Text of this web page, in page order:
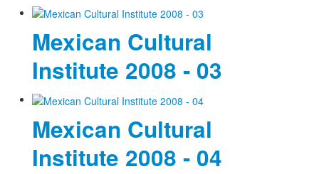
Mexican Cultural
Institute 2008 - 03
Mexican Cultural
Institute 2008 - 04